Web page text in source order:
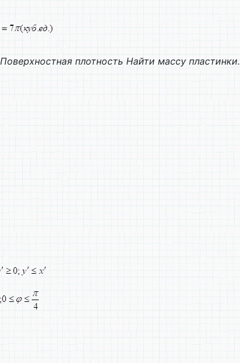
Поверхностная плотность Найти массу пластинки.